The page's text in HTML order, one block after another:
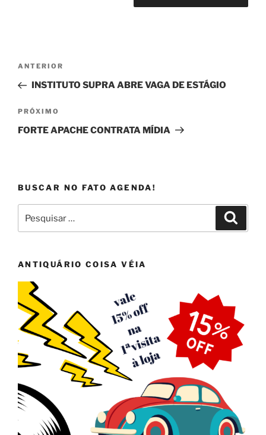
Navegação
Post
Post
anterior
ANTERIOR
INSTITUTO SUPRA ABRE VAGA DE ESTÁGIO
Próximo
post
PRÓXIMO
FORTE APACHE CONTRATA MÍDIA
BUSCAR NO FATO AGENDA!
por:
ANTIQUÁRIO COISA VÉIA